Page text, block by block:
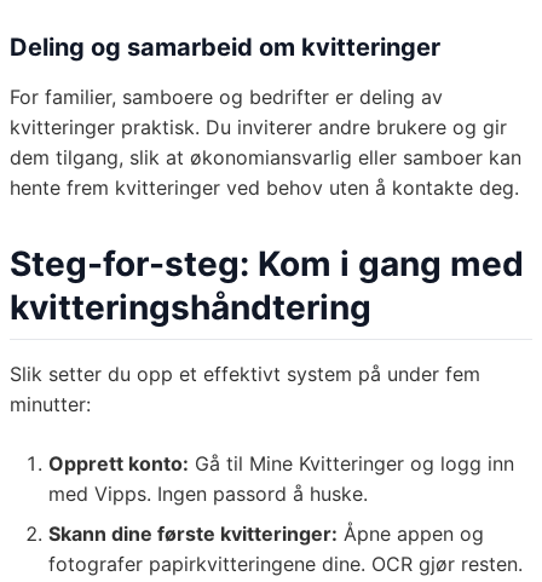
Deling og samarbeid om kvitteringer
For familier, samboere og bedrifter er deling av
kvitteringer praktisk. Du inviterer andre brukere og gir
dem tilgang, slik at økonomiansvarlig eller samboer kan
hente frem kvitteringer ved behov uten å kontakte deg.
Steg-for-steg: Kom i gang med
kvitteringshåndtering
Slik setter du opp et effektivt system på under fem
minutter:
Opprett konto: Gå til Mine Kvitteringer og logg inn
med Vipps. Ingen passord å huske.
Skann dine første kvitteringer: Åpne appen og
fotografer papirkvitteringene dine. OCR gjør resten.